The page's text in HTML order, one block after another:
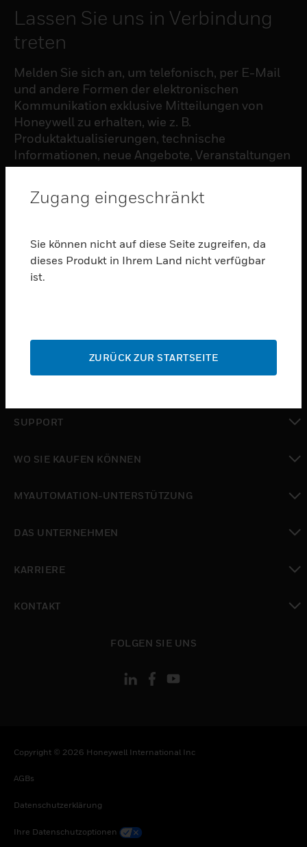
Lassen Sie uns in Verbindung
treten
Melden Sie sich an, um telefonisch, per E-Mail
und andere Formen der elektronischen
Kommunikation exklusive Mitteilungen von
Honeywell zu erhalten, wie z. B.
Produktaktualisierungen, technische
Informationen, neue Angebote, Veranstaltungen
und Neuigkeiten, Umfragen, Sonderangebote
PRODUKTE
toggle view
toggle view
toggle view
SUPPORT
WO SIE KAUFEN KÖNNEN
MYAUTOMATION-UNTERSTÜTZUNG
DAS UNTERNEHMEN
KARRIERE
KONTAKT
FOLGEN SIE UNS
Copyright © 2026 Honeywell International Inc
AGBs
Datenschutzerklärung
Ihre Datenschutzoptionen
Zugang eingeschränkt
Sie können nicht auf diese Seite zugreifen, da
dieses Produkt in Ihrem Land nicht verfügbar
ist.
ZURÜCK ZUR STARTSEITE